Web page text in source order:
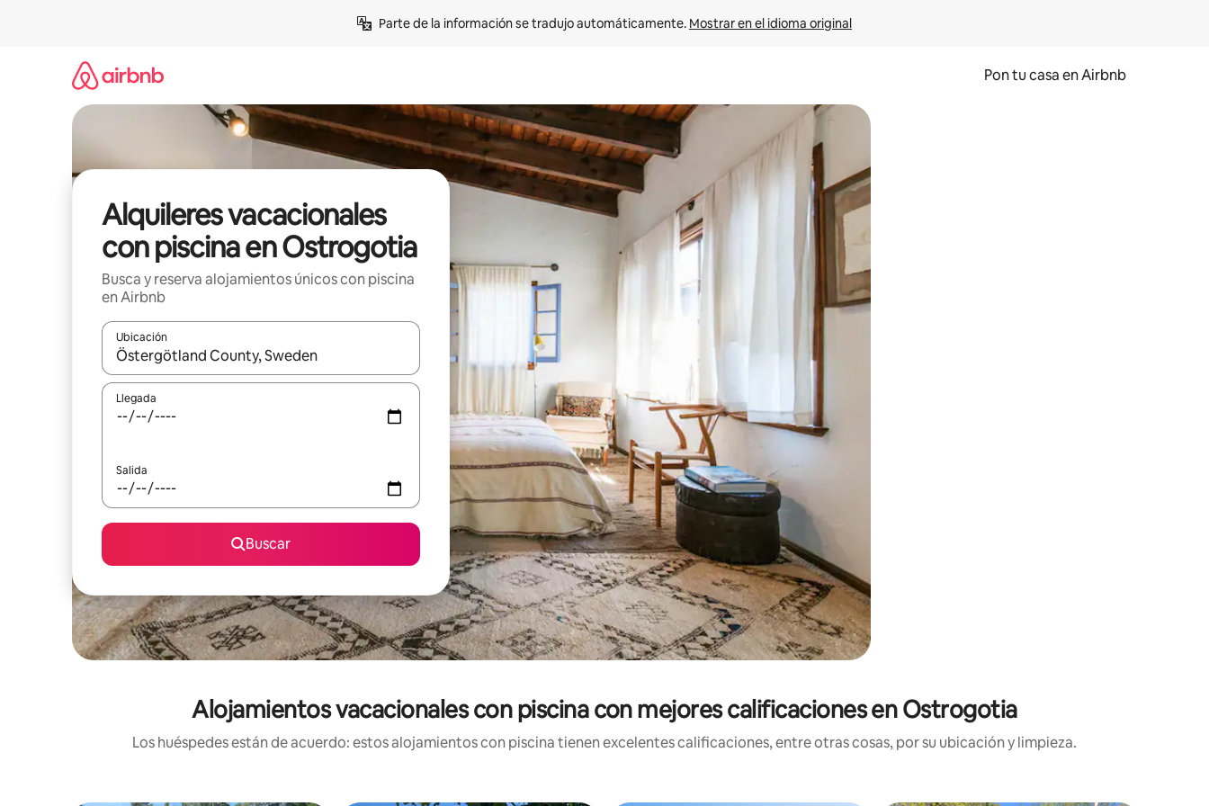
Parte de la información se tradujo automáticamente. Mostrar en el idioma original
Pon tu casa en Airbnb
Alquileres vacacionales
con piscina en Ostrogotia
Busca y reserva alojamientos únicos con piscina
en Airbnb
Ubicación
Cuando los resultados estén disponibles, navega con las teclas de flecha hacia arriba y hacia abajo o explora con el tacto o desliza el dedo.
Llegada
Salida
Buscar
Alojamientos vacacionales con piscina con mejores calificaciones en Ostrogotia
Los huéspedes están de acuerdo: estos alojamientos con piscina tienen excelentes calificaciones, entre otras cosas, por su ubicación y limpieza.